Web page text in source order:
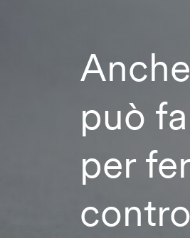
può
per